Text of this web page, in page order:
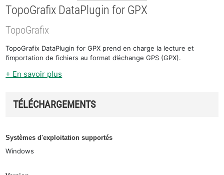
TopoGrafix DataPlugin for GPX
TopoGrafix
TopoGrafix DataPlugin for GPX prend en charge la lecture et
l’importation de fichiers au format d’échange GPS (GPX).
+ En savoir plus
TÉLÉCHARGEMENTS
Systèmes d'exploitation supportés
Windows